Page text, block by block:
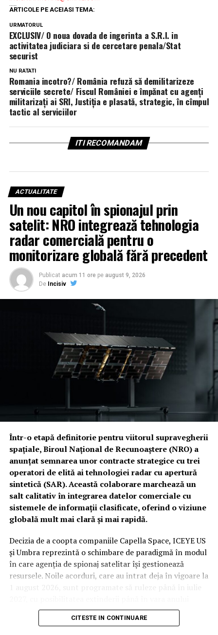
ARTICOLE PE ACEIASI TEMA:
URMATORUL
EXCLUSIV/ O noua dovada de ingerinta a S.R.I. in
activitatea judiciara si de cercetare penala/Stat
securist
NU RATATI
Romania incotro?/ România refuză să demilitarizeze
serviciile secrete/ Fiscul României e împănat cu agenți
militarizați ai SRI, Justiția e plasată, strategic, în cîmpul
tactic al serviciilor
ITI RECOMANDAM
ACTUALITATE
Un nou capitol în spionajul prin
satelit: NRO integrează tehnologia
radar comercială pentru o
monitorizare globală fără precedent
Publicat acum 11 ore pe august 9, 2026
De Incisiv
Într-o etapă definitorie pentru viitorul supravegherii
spațiale, Biroul Național de Recunoaștere (NRO) a
anunțat semnarea unor contracte strategice cu trei
operatori de elită ai tehnologiei radar cu apertură
sintetică (SAR). Această colaborare marchează un
salt calitativ în integrarea datelor comerciale cu
sistemele de informații clasificate, oferind o viziune
globală mult mai clară și mai rapidă.
Decizia de a coopta companiile Capella Space, ICEYE US
și Umbra reprezintă o schimbare de paradigmă în modul
în care agenția de spionaj satelitar își gestionează
resursele. Noile acorduri, care au intrat deja în vigoare la
1 august 2026, sunt programate să ruleze până în iulie
2029. Deși valorile financiare rămân confidențiale din
cauza bugetului clasificat al agenției, impactul
CITESTE IN CONTINUARE